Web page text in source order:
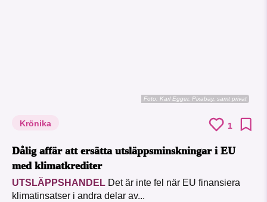
Foto: Karl Egger, Pixabay, samt privat
Krönika 1
Dålig affär att ersätta utsläppsminskningar i EU
med klimatkrediter
UTSLÄPPSHANDEL Det är inte fel när EU finansiera
klimatinsatser i andra delar av...